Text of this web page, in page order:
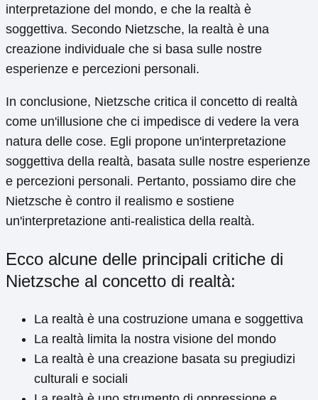
interpretazione del mondo, e che la realtà è
soggettiva. Secondo Nietzsche, la realtà è una
creazione individuale che si basa sulle nostre
esperienze e percezioni personali.
In conclusione, Nietzsche critica il concetto di realtà
come un'illusione che ci impedisce di vedere la vera
natura delle cose. Egli propone un'interpretazione
soggettiva della realtà, basata sulle nostre esperienze
e percezioni personali. Pertanto, possiamo dire che
Nietzsche è contro il realismo e sostiene
un'interpretazione anti-realistica della realtà.
Ecco alcune delle principali critiche di
Nietzsche al concetto di realtà:
La realtà è una costruzione umana e soggettiva
La realtà limita la nostra visione del mondo
La realtà è una creazione basata su pregiudizi
culturali e sociali